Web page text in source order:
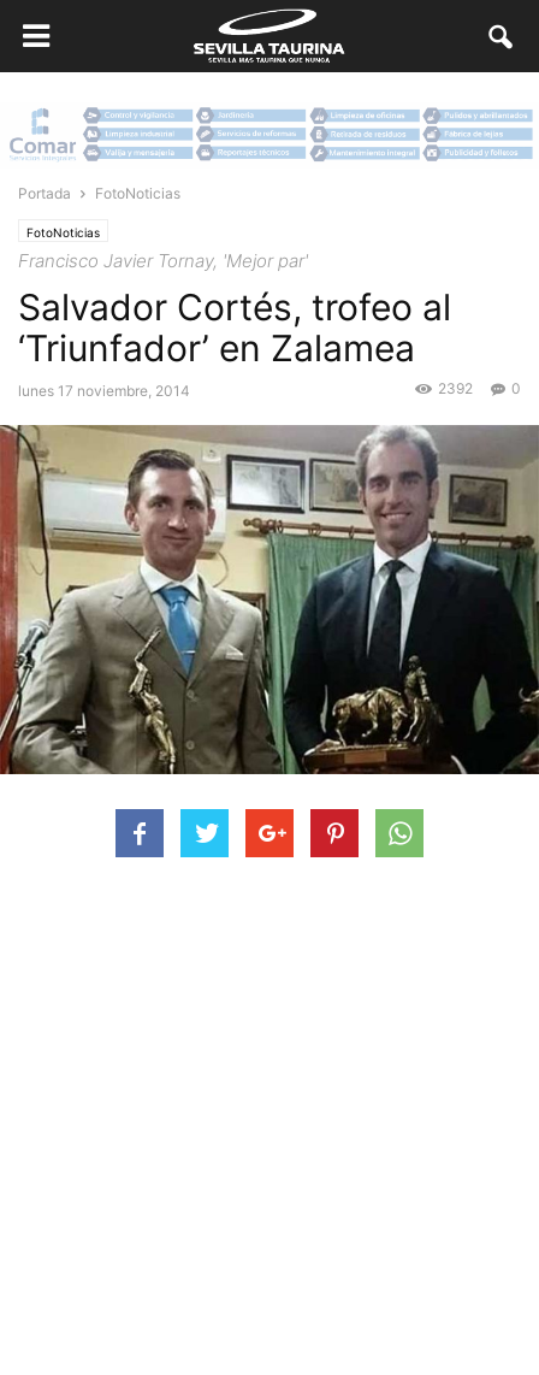
Portada FotoNoticias
FotoNoticias
Francisco Javier Tornay, 'Mejor par'
Salvador Cortés, trofeo al
‘Triunfador’ en Zalamea
lunes 17 noviembre, 2014 0
2392